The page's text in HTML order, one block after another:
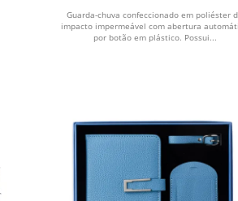
Guarda-chuva confeccionado em poliéster
impacto impermeável com abertura
por botão em plástico. Possui...